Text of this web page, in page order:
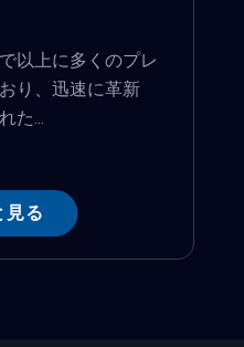
以上に多くのプレ
り、迅速に革新
た...
見る